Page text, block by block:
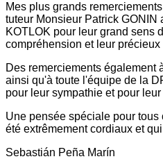
Mes plus grands
tuteur Monsieur Patrick
KOTLOK pour leur grand sens
compréhension et leur précieux
Des remerciements également
ainsi qu'à toute l'équipe de la
pour leur sympathie et pour
Une pensée spéciale pour
été extrêmement cordiaux et
Sebastián Peña Marín